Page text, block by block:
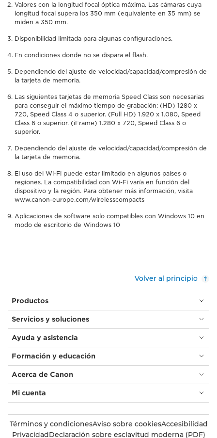
Valores con la longitud focal óptica máxima. Las cámaras cuya
longitud focal supera los 350 mm (equivalente en 35 mm) se
miden a 350 mm.
Disponibilidad limitada para algunas configuraciones.
En condiciones donde no se dispara el flash.
Dependiendo del ajuste de velocidad/capacidad/compresión de
la tarjeta de memoria.
Las siguientes tarjetas de memoria Speed Class son necesarias
para conseguir el máximo tiempo de grabación: (HD) 1280 x
720, Speed Class 4 o superior. (Full HD) 1.920 x 1.080, Speed
Class 6 o superior. (iFrame) 1.280 x 720, Speed Class 6 o
superior.
Dependiendo del ajuste de velocidad/capacidad/compresión de
la tarjeta de memoria.
El uso del Wi-Fi puede estar limitado en algunos países o
regiones. La compatibilidad con Wi-Fi varía en función del
dispositivo y la región. Para obtener más información, visita
www.canon-europe.com/wirelesscompacts
Aplicaciones de software solo compatibles con Windows 10 en
modo de escritorio de Windows 10
Volver al principio
Productos
Servicios y soluciones
Ayuda y asistencia
Formación y educación
Acerca de Canon
Mi cuenta
Términos y condicionesAviso sobre cookiesAccesibilidad
PrivacidadDeclaración sobre esclavitud moderna (PDF)